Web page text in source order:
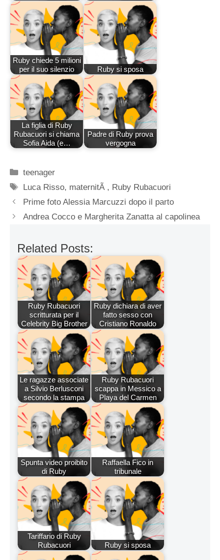
Ruby chiede 5 milioni
per il suo silenzio
Ruby si sposa
La figlia di Ruby
Rubacuori si chiama
Sofia Aida (e…
Padre di Ruby prova
vergogna
Categorie
teenager
Tag
Luca Risso, maternitÃ , Ruby Rubacuori
Prime foto Alessia Marcuzzi dopo il parto
Andrea Cocco e Margherita Zanatta al capolinea
Related Posts:
Ruby Rubacuori
scritturata per il
Celebrity Big Brother
Ruby dichiara di aver
fatto sesso con
Cristiano Ronaldo
Le ragazze associate
a Silvio Berlusconi
secondo la stampa
Ruby Rubacuori
scappa in Messico a
Playa del Carmen
Spunta video proibito
di Ruby
Raffaella Fico in
tribunale
Tariffario di Ruby
Rubacuori
Ruby si sposa